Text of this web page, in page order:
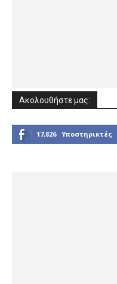
Ακολουθήστε μας:
17,826 Υποστηρικτές